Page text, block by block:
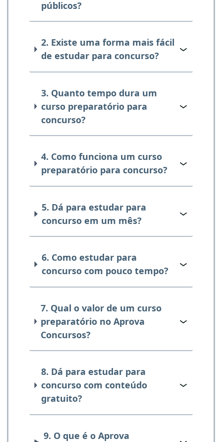
públicos?
2. Existe uma forma mais fácil
de estudar para concurso?
3. Quanto tempo dura um
curso preparatório para
concurso?
4. Como funciona um curso
preparatório para concurso?
5. Dá para estudar para
concurso em um mês?
6. Como estudar para
concurso com pouco tempo?
7. Qual o valor de um curso
preparatório no Aprova
Concursos?
8. Dá para estudar para
concurso com conteúdo
gratuito?
9. O que é o Aprova